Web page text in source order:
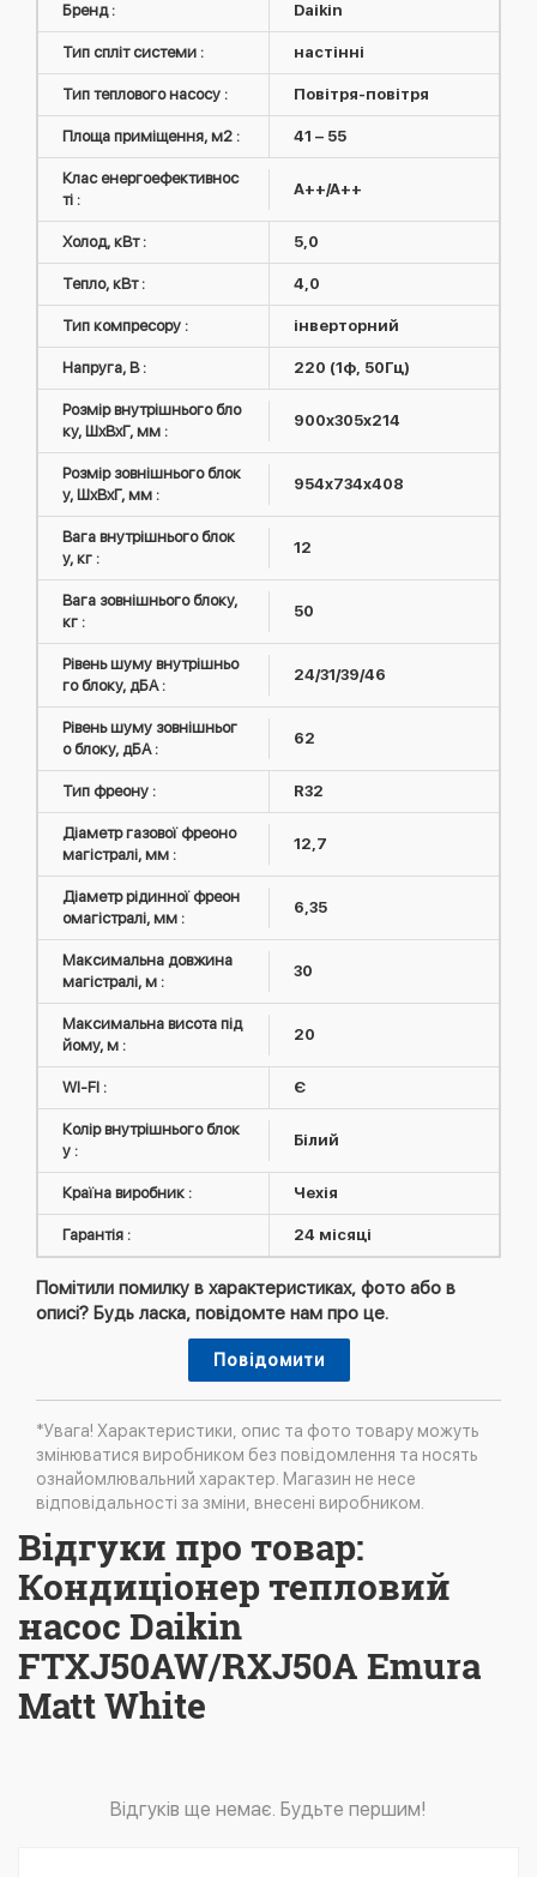
Бренд : Daikin
Тип спліт системи : настінні
Тип теплового насосу : Повітря-повітря
Площа приміщення, м2 : 41 – 55
Клас енергоефективнос
ті :
A++/A++
Холод, кВт : 5,0
Тепло, кВт : 4,0
Тип компресору : інверторний
Напруга, В : 220 (1ф, 50Гц)
Розмір внутрішнього бло
ку, ШxВxГ, мм :
900x305x214
Розмір зовнішнього блок
у, ШxВxГ, мм :
954x734x408
Вага внутрішнього блок
у, кг :
12
Вага зовнішнього блоку,
кг :
50
Рівень шуму внутрішньо
го блоку, дБА :
24/31/39/46
Рівень шуму зовнішньог
о блоку, дБА :
62
Тип фреону : R32
Діаметр газової фреоно
магістралі, мм :
12,7
Діаметр рідинної фреон
омагістралі, мм :
6,35
Максимальна довжина
магістралі, м :
30
Максимальна висота під
йому, м :
20
WI-FI : Є
Колір внутрішнього блок
у :
Білий
Країна виробник : Чехія
Гарантія : 24 місяці
Помітили помилку в характеристиках, фото або в
описі? Будь ласка, повідомте нам про це.
Повідомити
*Увага! Характеристики, опис та фото товару можуть
змінюватися виробником без повідомлення та носять
ознайомлювальний характер. Магазин не несе
відповідальності за зміни, внесені виробником.
Відгуки про товар:
Кондиціонер тепловий
насос Daikin
FTXJ50AW/RXJ50A Emura
Matt White
Відгуків ще немає. Будьте першим!